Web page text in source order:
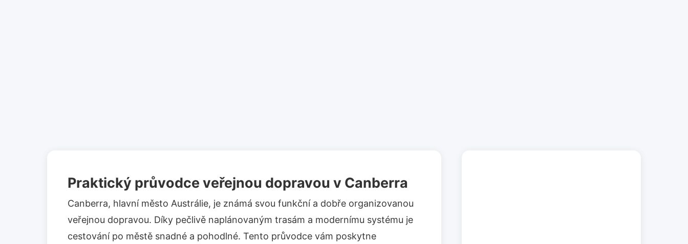
Praktický průvodce veřejnou dopravou v Canberra
Canberra, hlavní město Austrálie, je známá svou funkční a dobře organizovanou
veřejnou dopravou. Díky pečlivě naplánovaným trasám a modernímu systému je
cestování po městě snadné a pohodlné. Tento průvodce vám poskytne